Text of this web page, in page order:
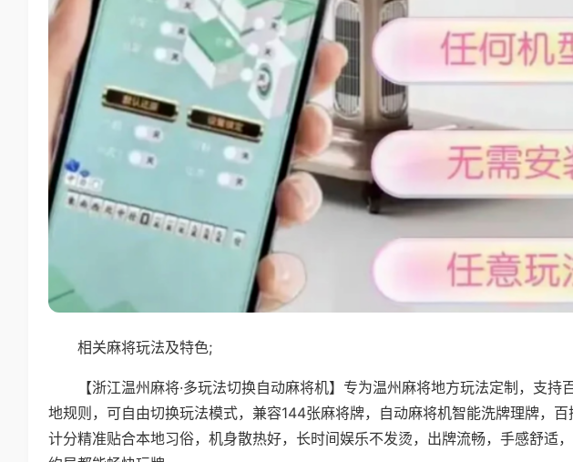
相关麻将玩法及特色;
【浙江温州麻将·多玩法切换自动麻将机】专为温州麻将地方玩法定制，支持
地规则，可自由切换玩法模式，兼容144张麻将牌，自动麻将机智能洗牌理牌，百
计分精准贴合本地习俗，机身散热好，长时间娱乐不发烫，出牌流畅，手感舒适